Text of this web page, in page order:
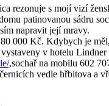
rezonuje s mojí vizí
patinovanou sádru
napravit její mravy.
000 Kč. Kdybych je
v hotelu Lindner
,sochař na mobilu 602
vedle hřbitova a